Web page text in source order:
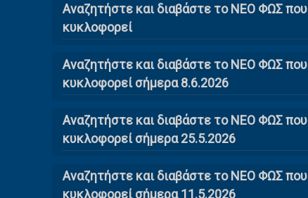
Αναζητήστε και διαβάστε το NΕΟ ΦΩΣ που
κυκλοφορεί
Αναζητήστε και διαβάστε το ΝΕΟ ΦΩΣ που
κυκλοφορεί σήμερα 8.6.2026
Αναζητήστε και διαβάστε το ΝΕΟ ΦΩΣ που
κυκλοφορεί σήμερα 25.5.2026
Αναζητήστε και διαβάστε το ΝΕΟ ΦΩΣ που
κυκλοφορεί σήμερα 11.5.2026